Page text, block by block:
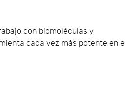
con biomoléculas y
cada vez más potente en